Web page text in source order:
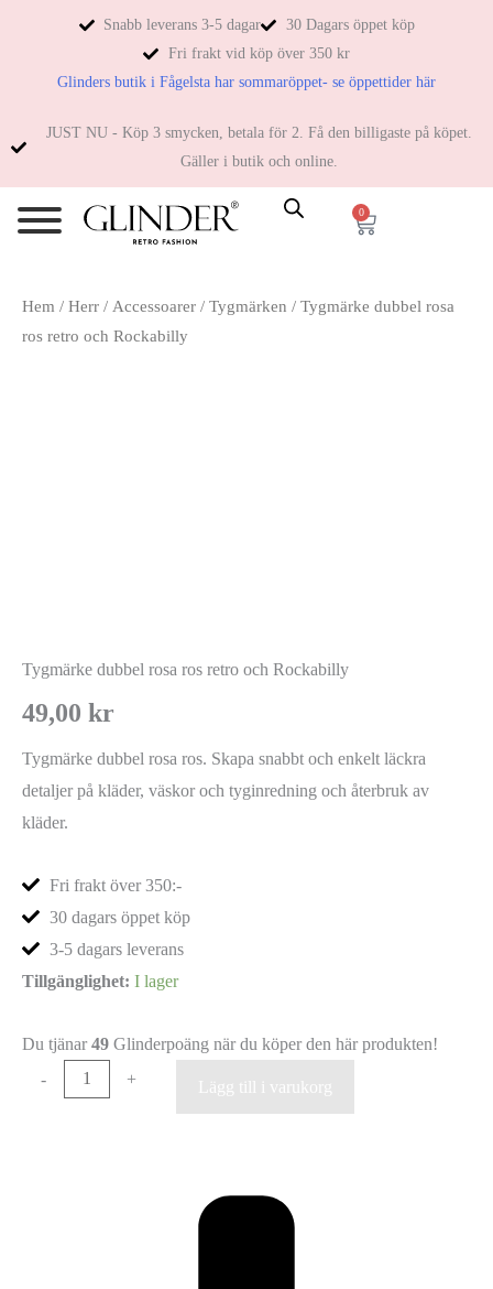
Snabb leverans 3-5 dagar
30 Dagars öppet köp
Fri frakt vid köp över 350 kr
Glinders butik i Fågelsta har sommaröppet- se öppettider här
JUST NU - Köp 3 smycken, betala för 2. Få den billigaste på köpet.
Gäller i butik och online.
0
Hem / Herr / Accessoarer / Tygmärken / Tygmärke dubbel rosa
ros retro och Rockabilly
Tygmärke dubbel rosa ros retro och Rockabilly
49,00 kr
Tygmärke dubbel rosa ros. Skapa snabbt och enkelt läckra
detaljer på kläder, väskor och tyginredning och återbruk av
kläder.
Fri frakt över 350:-
30 dagars öppet köp
3-5 dagars leverans
Tillgänglighet: I lager
Du tjänar 49 Glinderpoäng när du köper den här produkten!
-
+ Lägg till i varukorg